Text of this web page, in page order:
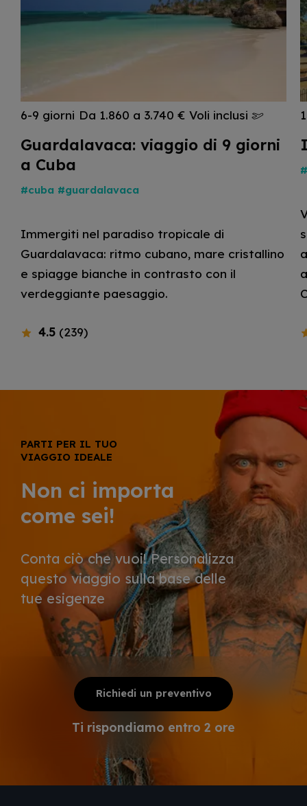
6-9 giorni Da 1.860 a 3.740 € Voli inclusi
Guardalavaca: viaggio di 9 giorni
a Cuba
#cuba #guardalavaca
Immergiti nel paradiso tropicale di
Guardalavaca: ritmo cubano, mare cristallino
e spiagge bianche in contrasto con il
verdeggiante paesaggio.
4.5 (239)
PARTI PER IL TUO
VIAGGIO IDEALE
Non ci importa
come sei!
Conta ciò che vuoi! Personalizza
questo viaggio sulla base delle
tue esigenze
Richiedi un preventivo
Ti rispondiamo entro 2 ore